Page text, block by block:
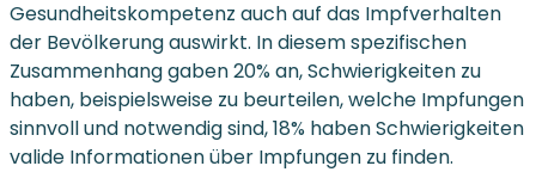
Gesundheitskompetenz auch auf das Impfverhalten
der Bevölkerung auswirkt. In diesem spezifischen
Zusammenhang gaben 20% an, Schwierigkeiten zu
haben, beispielsweise zu beurteilen, welche Impfungen
sinnvoll und notwendig sind, 18% haben Schwierigkeiten
valide Informationen über Impfungen zu finden.